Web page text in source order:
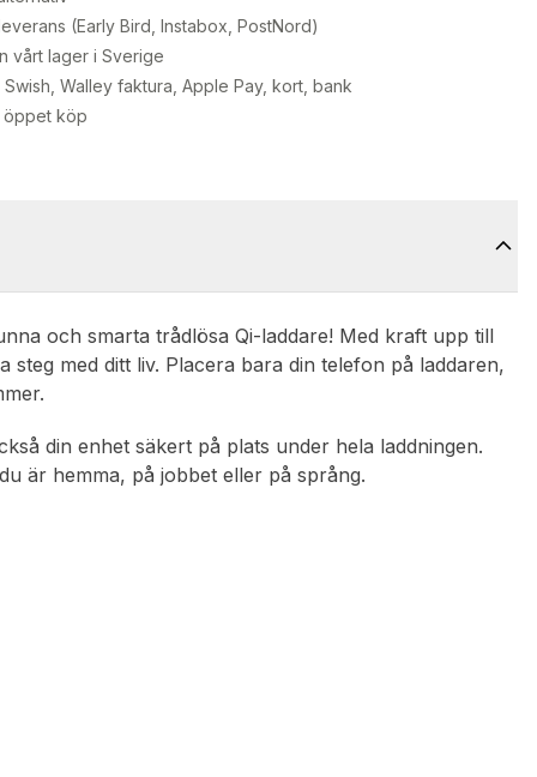
(Early Bird, Instabox, PostNord)
vårt lager i Sverige
Swish, Walley faktura, Apple Pay, kort, bank
öppet köp
och smarta trådlösa Qi-laddare! Med kraft upp till
steg med ditt liv. Placera bara din telefon på laddaren,
din enhet säkert på plats under hela laddningen.
är hemma, på jobbet eller på språng.